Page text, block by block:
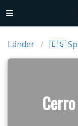
Länder 🇪🇸